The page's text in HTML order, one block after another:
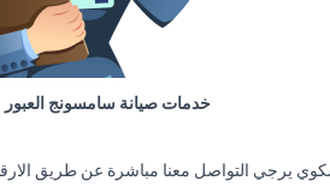
خدمات صيانة سامسونج العبور
يرجي التواصل معنا مباشرة عن طريق